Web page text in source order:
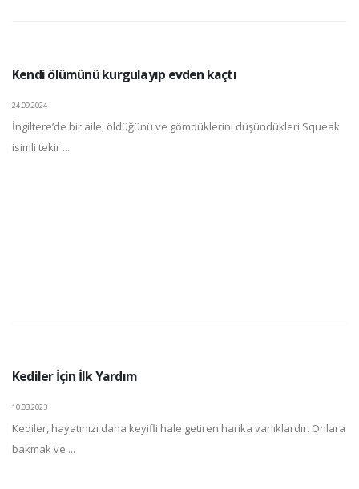
Kendi ölümünü kurgulayıp evden kaçtı
24.09.2024
İngiltere’de bir aile, öldüğünü ve gömdüklerini düşündükleri Squeak
isimli tekir ...
Kediler İçin İlk Yardım
10.03.2023
Kediler, hayatınızı daha keyifli hale getiren harika varlıklardır. Onlara
bakmak ve ...